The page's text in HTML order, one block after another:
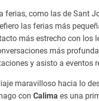
ferias, como las de Sant
las ferias más
más estrecho con los
más
y asisto a eventos
maravilloso hacia lo
con Calima es una